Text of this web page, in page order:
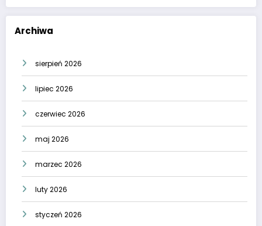
Archiwa
sierpień 2026
lipiec 2026
czerwiec 2026
maj 2026
marzec 2026
luty 2026
styczeń 2026